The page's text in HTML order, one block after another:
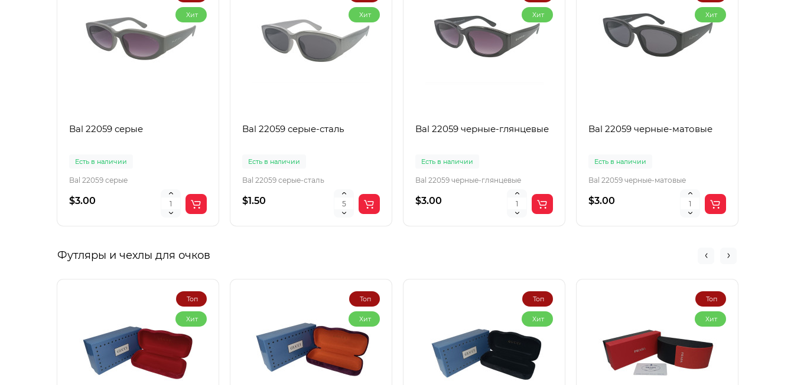
Хит
Bal 22059 серые
Есть в наличии
Bal 22059 серые
$3.00
Хит
Bal 22059 серые-сталь
Есть в наличии
Bal 22059 серые-сталь
$1.50
Хит
Bal 22059 черные-глянцевые
Есть в наличии
Bal 22059 черные-глянцевые
$3.00
Хит
Bal 22059 черные-матовые
Есть в наличии
Bal 22059 черные-матовые
$3.00
Футляры и чехлы для очков
Топ
Хит
Топ
Хит
Топ
Хит
Топ
Хит